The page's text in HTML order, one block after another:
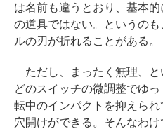
は名前も違うとおり、基本
の道具ではない。というの
ルの刃が折れることがある。
ただし、まったく無理、と
どのスイッチの微調整でゆ
転中のインパクトを抑えら
穴開けができる。そんなわ